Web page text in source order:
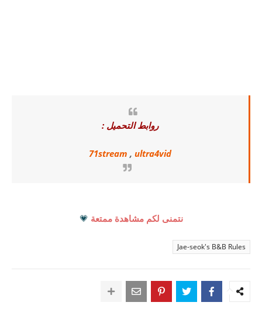
روابط التحميل :
71stream , ultra4vid
نتمنى لكم مشاهدة ممتعة 💗
Jae-seok's B&B Rules